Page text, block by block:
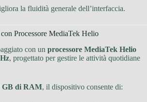
la fluidità generale dell’interfaccia.
Processore MediaTek Helio
con un processore MediaTek Helio
, progettato per gestire le attività quotidiane
GB di RAM, il dispositivo consente di: